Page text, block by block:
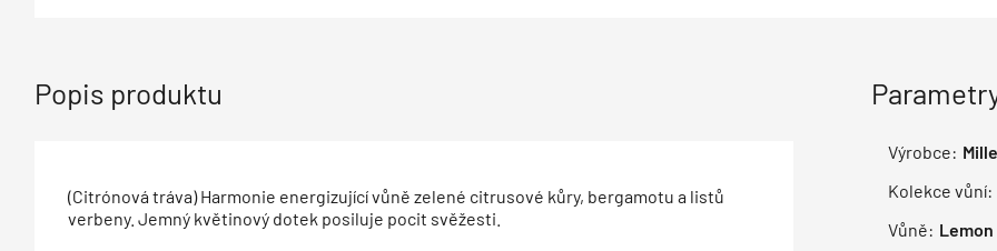
Popis produktu
(Citrónová tráva) Harmonie energizující vůně zelené citrusové kůry, bergamotu a listů
verbeny. Jemný květinový dotek posiluje pocit svěžesti.
Výrobce:
Kolekce vůní:
Vůně: Lemon